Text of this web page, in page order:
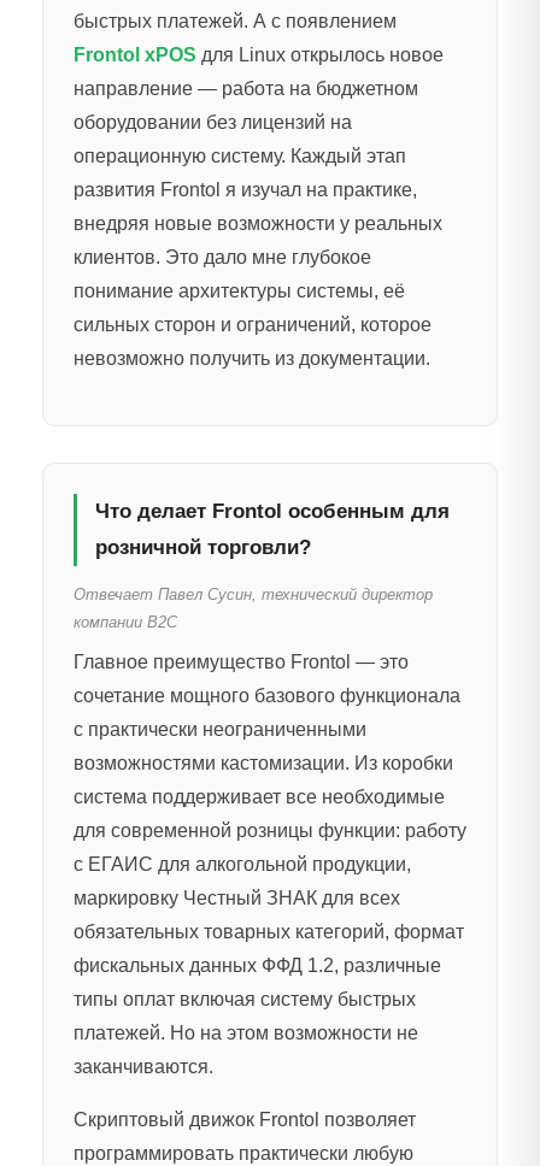
быстрых платежей. А с появлением
Frontol xPOS для Linux открылось новое
направление — работа на бюджетном
оборудовании без лицензий на
операционную систему. Каждый этап
развития Frontol я изучал на практике,
внедряя новые возможности у реальных
клиентов. Это дало мне глубокое
понимание архитектуры системы, её
сильных сторон и ограничений, которое
невозможно получить из документации.
Что делает Frontol особенным для
розничной торговли?
Отвечает Павел Сусин, технический директор
компании B2C
Главное преимущество Frontol — это
сочетание мощного базового функционала
с практически неограниченными
возможностями кастомизации. Из коробки
система поддерживает все необходимые
для современной розницы функции: работу
с ЕГАИС для алкогольной продукции,
маркировку Честный ЗНАК для всех
обязательных товарных категорий, формат
фискальных данных ФФД 1.2, различные
типы оплат включая систему быстрых
платежей. Но на этом возможности не
заканчиваются.
Скриптовый движок Frontol позволяет
программировать практически любую